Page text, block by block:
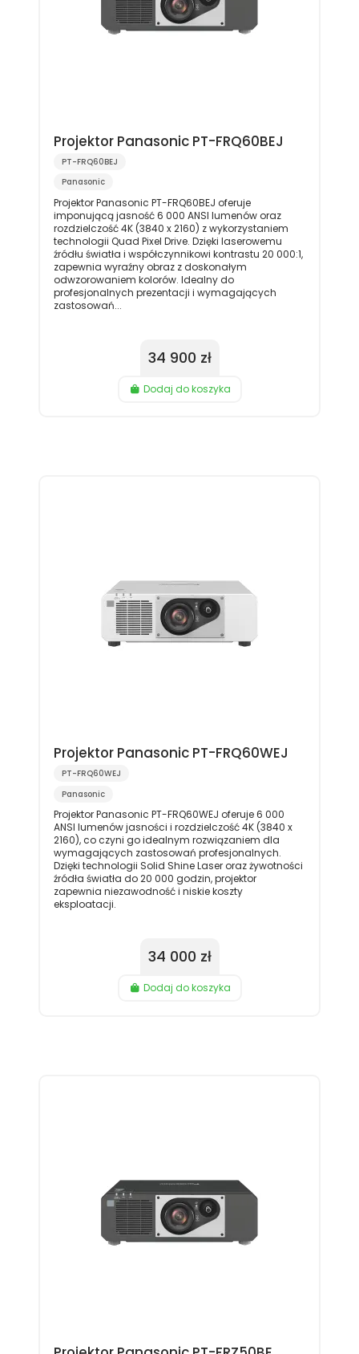
Projektor Panasonic PT-FRQ60BEJ
PT-FRQ60BEJ
Panasonic
Projektor Panasonic PT-FRQ60BEJ oferuje
imponującą jasność 6 000 ANSI lumenów oraz
rozdzielczość 4K (3840 x 2160) z wykorzystaniem
technologii Quad Pixel Drive. Dzięki laserowemu
źródłu światła i współczynnikowi kontrastu 20 000:1,
zapewnia wyraźny obraz z doskonałym
odwzorowaniem kolorów. Idealny do
profesjonalnych prezentacji i wymagających
zastosowań...
34 900 zł
Dodaj do koszyka
Projektor Panasonic PT-FRQ60WEJ
PT-FRQ60WEJ
Panasonic
Projektor Panasonic PT-FRQ60WEJ oferuje 6 000
ANSI lumenów jasności i rozdzielczość 4K (3840 x
2160), co czyni go idealnym rozwiązaniem dla
wymagających zastosowań profesjonalnych.
Dzięki technologii Solid Shine Laser oraz żywotności
źródła światła do 20 000 godzin, projektor
zapewnia niezawodność i niskie koszty
eksploatacji.
34 000 zł
Dodaj do koszyka